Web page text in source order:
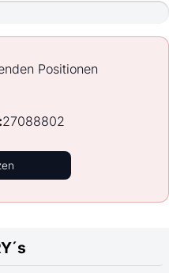
Positionen
27088802